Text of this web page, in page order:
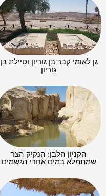
גן לאומי קבר בן גוריון וטיילת בן
גוריון
הקניון הלבן: הנקיק הצר
שמתמלא במים אחרי הגשמים